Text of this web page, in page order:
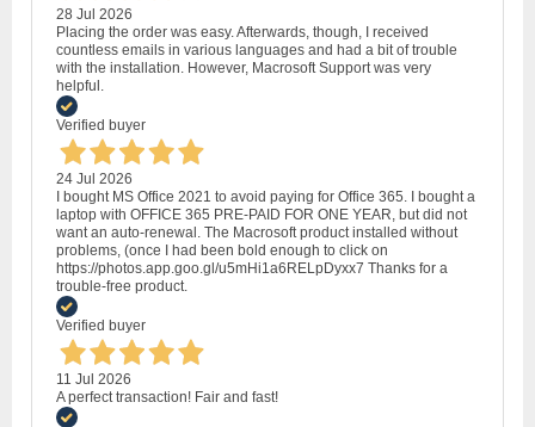
28 Jul 2026
Placing the order was easy. Afterwards, though, I received
countless emails in various languages and had a bit of trouble
with the installation. However, Macrosoft Support was very
helpful.
Verified buyer
24 Jul 2026
I bought MS Office 2021 to avoid paying for Office 365. I bought a
laptop with OFFICE 365 PRE-PAID FOR ONE YEAR, but did not
want an auto-renewal. The Macrosoft product installed without
problems, (once I had been bold enough to click on
https://photos.app.goo.gl/u5mHi1a6RELpDyxx7 Thanks for a
trouble-free product.
Verified buyer
11 Jul 2026
A perfect transaction! Fair and fast!